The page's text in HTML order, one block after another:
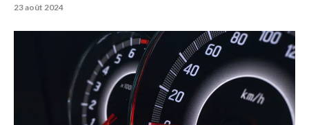
23 août 2024